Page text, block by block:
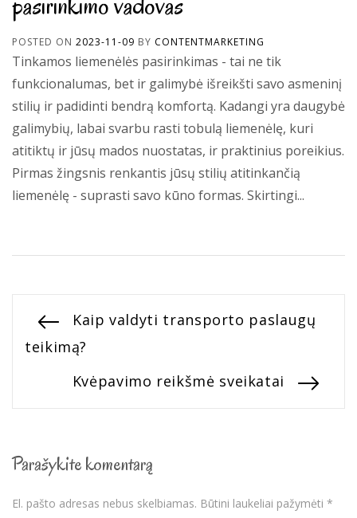
POSTED ON 2023-11-09 BY CONTENTMARKETING
Tinkamos liemenėlės pasirinkimas - tai ne tik
funkcionalumas, bet ir galimybė išreikšti savo asmeninį
stilių ir padidinti bendrą komfortą. Kadangi yra daugybė
galimybių, labai svarbu rasti tobulą liemenėlę, kuri
atitiktų ir jūsų mados nuostatas, ir praktinius poreikius.
Pirmas žingsnis renkantis jūsų stilių atitinkančią
liemenėlę - suprasti savo kūno formas. Skirtingi...
Navigacija
tarp
Previous
post:
Kaip valdyti transporto paslaugų
teikimą?
Next
Kvėpavimo reikšmė sveikatai
Parašykite komentarą
El. pašto adresas nebus skelbiamas. Būtini laukeliai pažymėti *